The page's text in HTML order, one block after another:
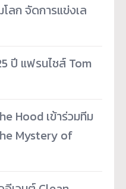
โลก จัดการแข่งเล
ปี แฟรนไชส์ Tom
Hood เข้าร่วมทีม
Mystery of